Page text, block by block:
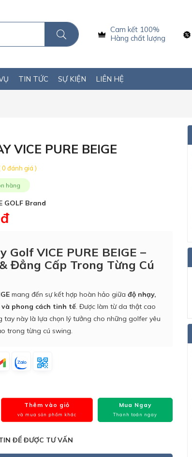
Cam kết 100%
Hàng chất lượng
TIN TỨC SỰ KIỆN LIÊN HỆ
VICE PURE BEIGE
0 đánh giá )
hàng
GOLF Brand
Golf VICE PURE BEIGE –
Đẳng Cấp Trong Từng Cú
mang đến sự kết hợp hoàn hảo giữa độ nhạy,
phong cách tinh tế. Được làm từ da thật cao
tay này là lựa chọn lý tưởng cho những golfer yêu
trong từng cú swing.
Thêm vào giỏ
và mua sản phẩm khác
Mua Ngay
Thanh toán ngay
ĐỂ ĐƯỢC TƯ VẤN